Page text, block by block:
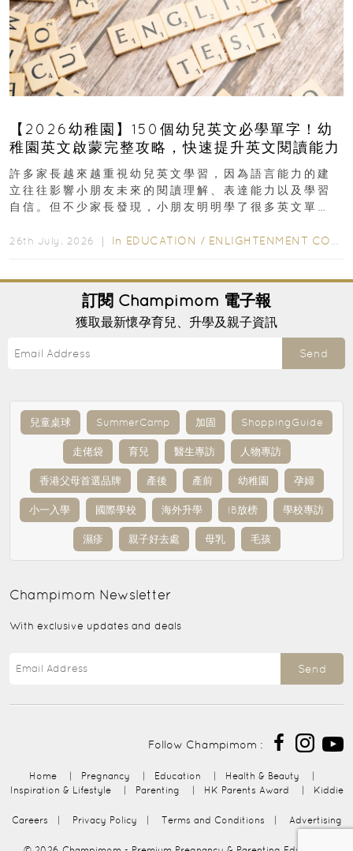
【2026幼稚園】150個幼兒英文必學單字！幼
稚園英文啟蒙完整攻略，快速提升英文閱讀能力
許多家長越來越重視幼兒英文學習，因為語言能力的建
立往往影響小朋友未來的閱讀理解、表達能力以及學習
自信。但不少家長發現，小朋友明明學了很多英文單
26th July, 2026 ｜ In EDUCATION / ENLIGHTENMENT CORNER
訂閱 Champimom 電子報
獲取最新懷孕育兒、升學及親子資訊
Send
兒童桌球 SummerCamp 加固 ShoppingGuide
走佬袋 育兒 醫生專訪 人物專訪
香港父母首選品牌 產後 產前 幼稚園 孕婦
小一入學 國際學校 海外升學 IB放榜 學校專訪
濕疹 親子好去處 母乳 毛孩
Champimom Newsletter
With exclusive updates and deals
Send
Follow Champimom :
Home Pregnancy Education Health & Beauty
Inspiration & Lifestyle
Parenting HK Parents Award Kiddie
Careers Privacy Policy Terms and Conditions Advertising